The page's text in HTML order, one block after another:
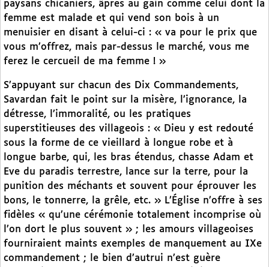
paysans chicaniers, âpres au gain comme celui dont la
femme est malade et qui vend son bois à un
menuisier en disant à celui-ci : « va pour le prix que
vous m’offrez, mais par-dessus le marché, vous me
ferez le cercueil de ma femme ! »
S’appuyant sur chacun des Dix Commandements,
Savardan fait le point sur la misère, l’ignorance, la
détresse, l’immoralité, ou les pratiques
superstitieuses des villageois : « Dieu y est redouté
sous la forme de ce vieillard à longue robe et à
longue barbe, qui, les bras étendus, chasse Adam et
Eve du paradis terrestre, lance sur la terre, pour la
punition des méchants et souvent pour éprouver les
bons, le tonnerre, la grêle, etc. » L’Église n’offre à ses
fidèles « qu’une cérémonie totalement incomprise où
l’on dort le plus souvent » ; les amours villageoises
fourniraient maints exemples de manquement au IXe
commandement ; le bien d’autrui n’est guère